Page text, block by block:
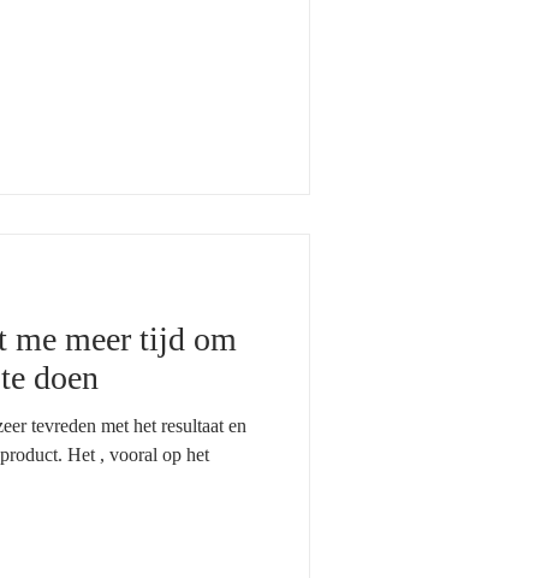
me meer tijd om
doen
tevreden met het resultaat en
Het , vooral op het